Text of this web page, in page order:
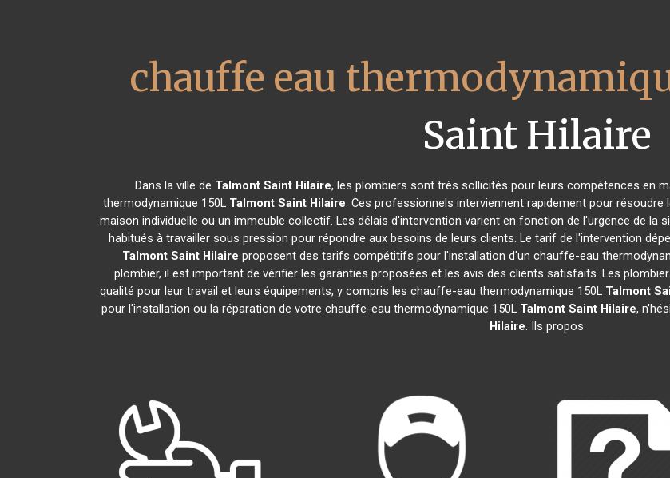
chauffe eau
Saint Hilaire
Dans la ville de Talmont Saint Hilaire, les plombiers sont très sollicités pour leurs compétences en
thermodynamique 150L Talmont Saint Hilaire. Ces professionnels interviennent rapidement pour
maison individuelle ou un immeuble collectif. Les délais d'intervention varient en fonction de l'urgence de la
habitués à travailler sous pression pour répondre aux besoins de leurs clients. Le tarif de l'intervention
Talmont Saint Hilaire proposent des tarifs compétitifs pour l'installation d'un chauffe-eau
plombier, il est important de vérifier les garanties proposées et les avis des clients satisfaits. Les
qualité pour leur travail et leurs équipements, y compris les chauffe-eau thermodynamique 150L Talmont
pour l'installation ou la réparation de votre chauffe-eau thermodynamique 150L Talmont Saint Hilaire,
Hilaire. Ils propos